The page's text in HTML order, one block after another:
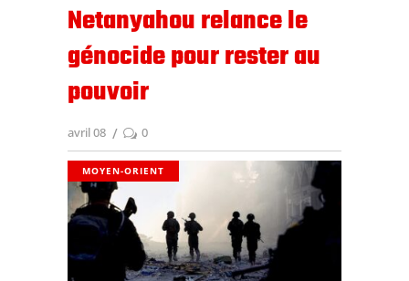
Netanyahou relance le
génocide pour rester au
pouvoir
avril 08 0
MOYEN-ORIENT